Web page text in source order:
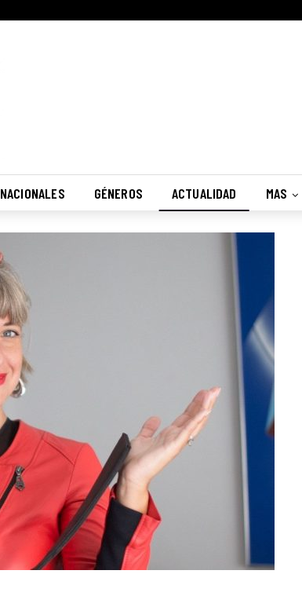
NACIONALES GÉNEROS ACTUALIDAD MAS